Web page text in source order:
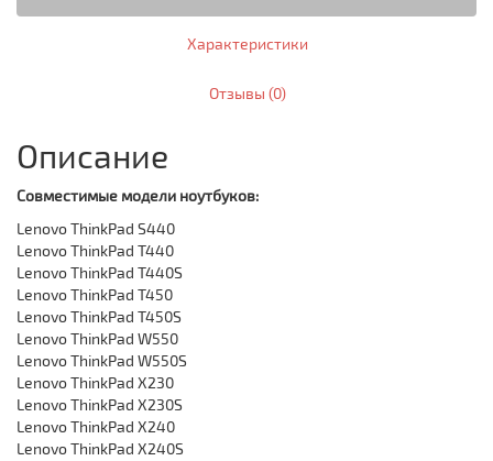
Характеристики
Отзывы (0)
Описание
Совместимые модели ноутбуков:
Lenovo ThinkPad S440
Lenovo ThinkPad T440
Lenovo ThinkPad T440S
Lenovo ThinkPad T450
Lenovo ThinkPad T450S
Lenovo ThinkPad W550
Lenovo ThinkPad W550S
Lenovo ThinkPad X230
Lenovo ThinkPad X230S
Lenovo ThinkPad X240
Lenovo ThinkPad X240S